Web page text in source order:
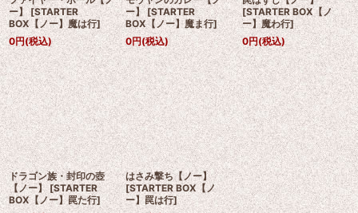
ー】 [STARTER
BOX【ノー】魔は行]
0円(税込)
ー】 [STARTER
BOX【ノー】魔ま行]
0円(税込)
[STARTER BOX【ノ
ー】魔わ行]
0円(税込)
ドラゴン族・封印の壺
【ノー】 [STARTER
BOX【ノー】罠た行]
はさみ撃ち【ノー】
[STARTER BOX【ノ
ー】罠は行]